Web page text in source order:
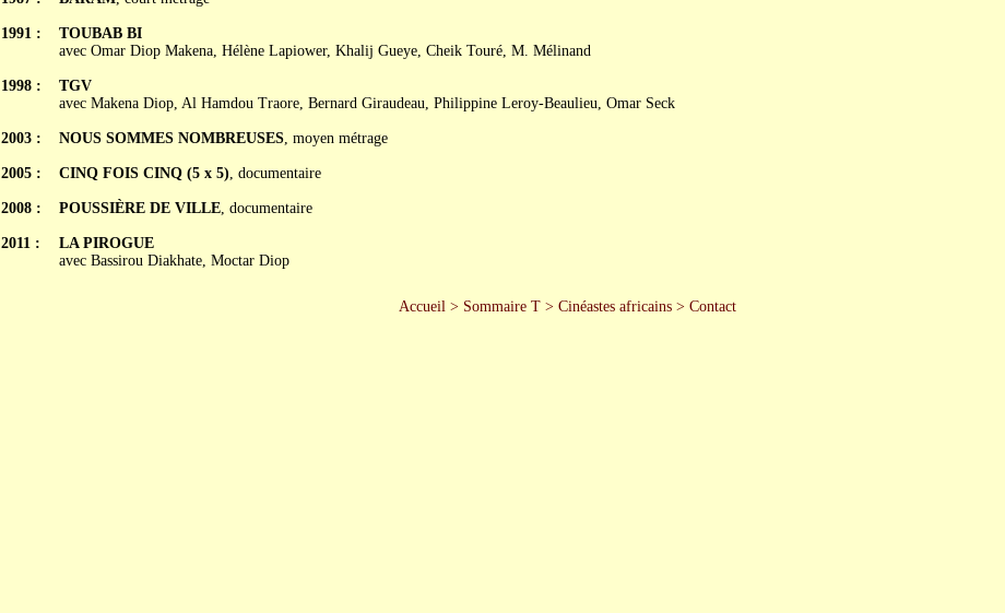
1991 :
1998 :
2003 :
2005 :
2008 :
2011 :
TOUBAB BI
avec Omar Diop Makena, Hélène Lapiower, Khalij Gueye, Cheik Touré, M. Mélinand
TGV
avec Makena Diop, Al Hamdou Traore, Bernard Giraudeau, Philippine Leroy-Beaulieu, Omar Seck
NOUS SOMMES NOMBREUSES, moyen métrage
CINQ FOIS CINQ (5 x 5), documentaire
POUSSIÈRE DE VILLE, documentaire
LA PIROGUE
avec Bassirou Diakhate, Moctar Diop
Accueil> Sommaire T > Cinéastes africains > Contact